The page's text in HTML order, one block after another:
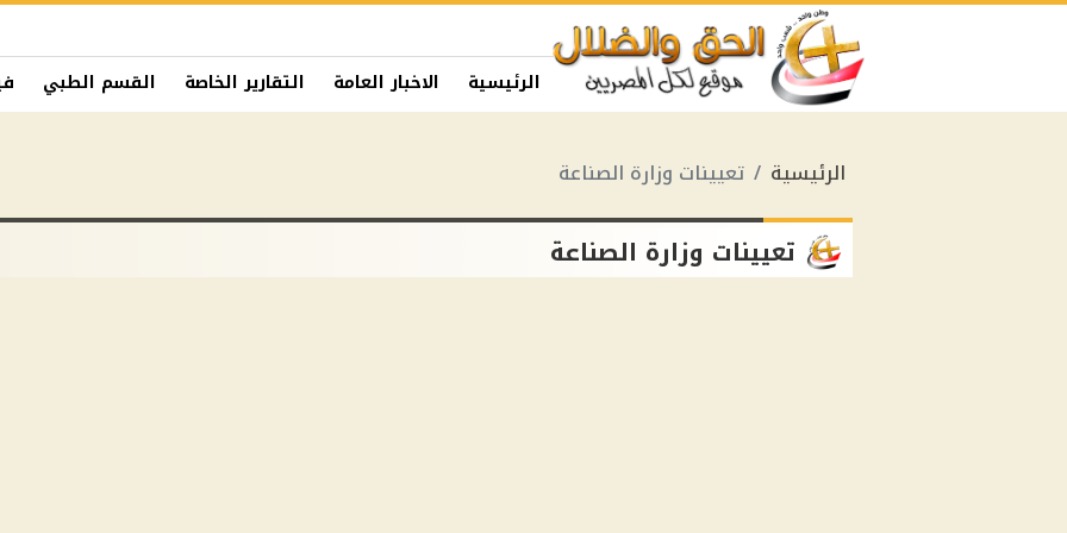
الرئيسية الاخبار العامة التقارير الخاصة القسم الطبي
الرئيسية تعيينات وزارة الصناعة
تعيينات وزارة الصناعة